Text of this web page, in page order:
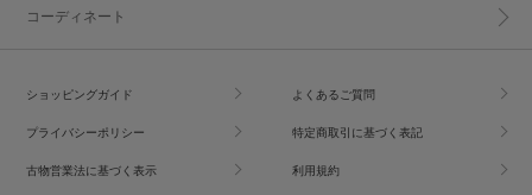
コーディネート
ショッピングガイド よくあるご質問
プライバシーポリシー 特定商取引に基づく表記
古物営業法に基づく表示 利用規約